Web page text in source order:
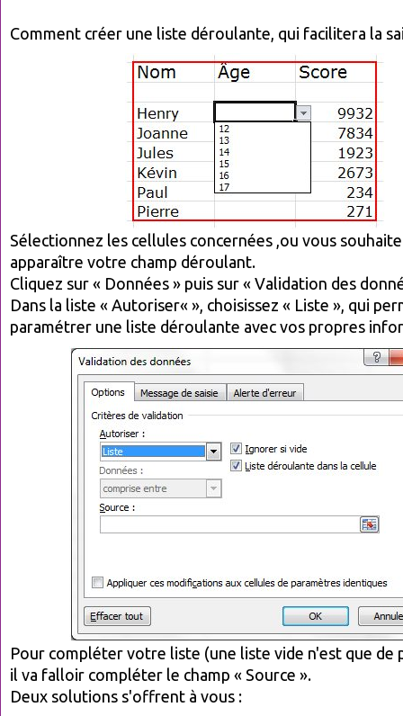
Comment créer une liste déroulante, qui facilitera la
Sélectionnez les cellules concernées ,ou vous
apparaître votre champ déroulant.
Cliquez sur « Données » puis sur « Validation des
Dans la liste « Autoriser« », choisissez « Liste », qui
paramétrer une liste déroulante avec vos propres
Pour compléter votre liste (une liste vide n'est que de
il va falloir compléter le champ « Source ».
Deux solutions s'offrent à vous :